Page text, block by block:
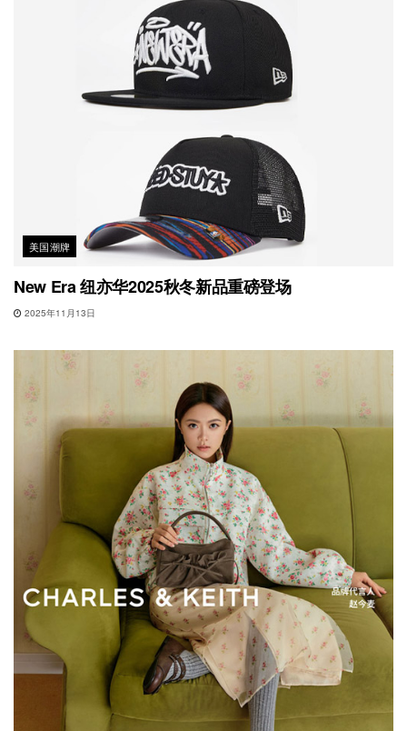
美国潮牌
New Era 纽亦华2025秋冬新品重磅登场
2025年11月13日